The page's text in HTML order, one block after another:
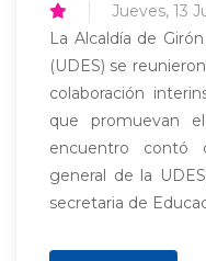
Jueves, 13
La Alcaldía de
(UDES) se
colaboración
que promuevan
encuentro contó
general de la
secretaria de